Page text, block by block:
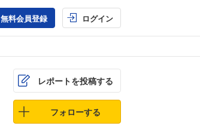
無料会員登録 ログイン
レポートを投稿する
フォローする